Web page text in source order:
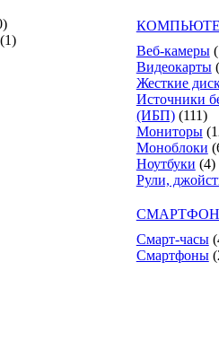
(1)
Веб-камеры
Видеокарты
Жесткие
Источники
(ИБП) (111)
Мониторы
Моноблоки
Ноутбуки (4)
Рули,
Смарт-часы
Смартфоны